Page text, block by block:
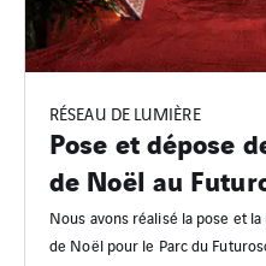
RÉSEAU DE LUMIÈRE
Pose et dépose
de Noël au
Nous avons réalisé la pose et
de Noël pour le Parc du